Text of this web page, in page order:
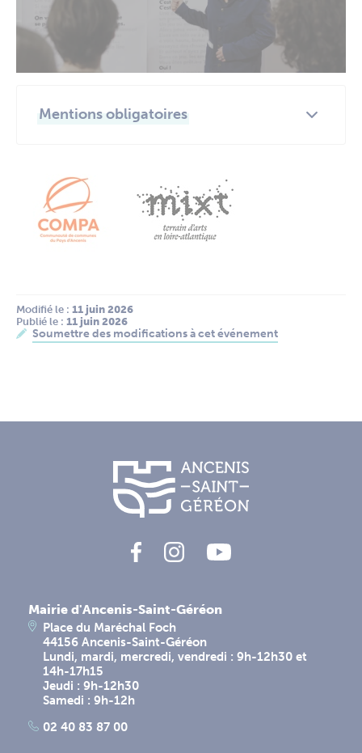
Mentions obligatoires
Modifié le : 11 juin 2026
Publié le : 11 juin 2026
Soumettre des modifications à cet événement
Mairie d'Ancenis-Saint-Géréon
Place du Maréchal Foch
44156 Ancenis-Saint-Géréon
Lundi, mardi, mercredi, vendredi : 9h-12h30 et
14h-17h15
Jeudi : 9h-12h30
Samedi : 9h-12h
02 40 83 87 00